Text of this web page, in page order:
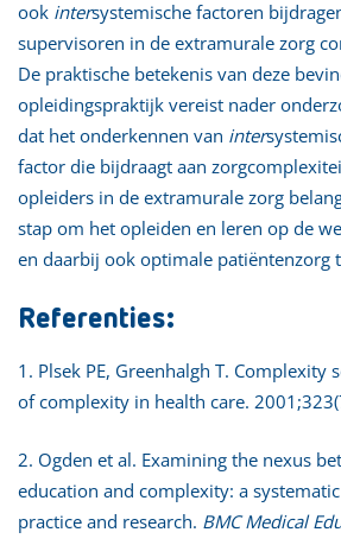
ook intersystemische factoren
supervisoren in de extramurale zorg
De praktische betekenis van deze
opleidingspraktijk vereist nader
dat het onderkennen van inter
factor die bijdraagt aan
opleiders in de extramurale zorg
stap om het opleiden en leren op de
en daarbij ook optimale patiëntenzorg
Referenties:
1. Plsek PE, Greenhalgh T. Complexity
of complexity in health care.
2. Ogden et al. Examining the nexus
education and complexity: a
practice and research. BMC Medical